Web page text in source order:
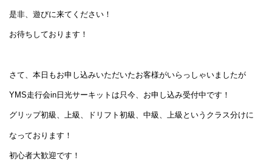
是非、遊びに来てください！
お待ちしております！
さて、本日もお申し込みいただいたお客様がいらっしゃいましたが
YMS走行会in日光サーキットは只今、お申し込み受付中です！
グリップ初級、上級、ドリフト初級、中級、上級というクラス分けに
なっております！
初心者大歓迎です！